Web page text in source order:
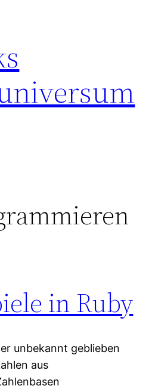
in Ruby
unbekannt geblieben
aus